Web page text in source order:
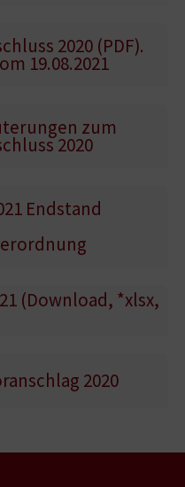
2020 (PDF).
19.08.2021
zum
2020
Endstand
(Download, *xlsx,
2020